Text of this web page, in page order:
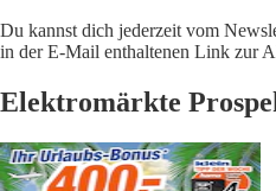
Du kannst dich jederzeit vom
in der E-Mail enthaltenen Link zur
Elektromärkte